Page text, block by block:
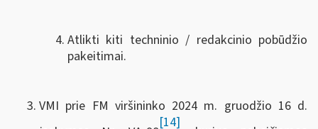
Atlikti kiti techninio / redakcinio pobūdžio
pakeitimai.
VMI prie FM viršininko 2024 m. gruodžio 16 d.
[14]